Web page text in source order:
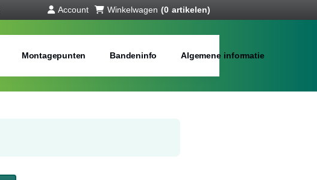
Account Winkelwagen (0 artikelen)
Montagepunten Bandeninfo Algemene informatie